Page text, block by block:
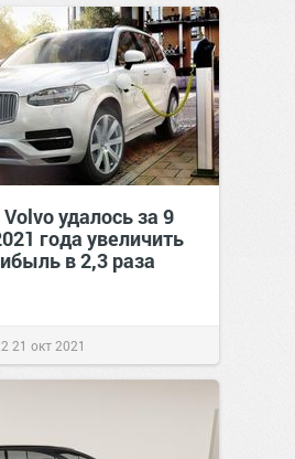
удалось за 9
года увеличить
в 2,3 раза
21 окт 2021